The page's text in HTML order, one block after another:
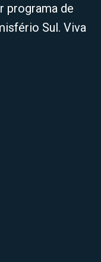
programa de
Sul. Viva